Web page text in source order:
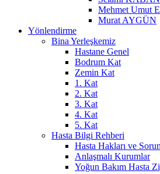
Mehmet Umut
Murat AYGÜN
Yönlendirme
Bina Yerleşkemiz
Hastane Genel
Bodrum Kat
Zemin Kat
1. Kat
2. Kat
3. Kat
4. Kat
5. Kat
Hasta Bilgi Rehberi
Hasta Hakları ve
Anlaşmalı Kurumlar
Yoğun Bakım Hasta